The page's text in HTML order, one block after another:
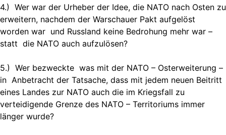
4.) Wer war der Urheber der Idee, die NATO nach Osten zu
erweitern, nachdem der Warschauer Pakt aufgelöst
worden war und Russland keine Bedrohung mehr war –
statt die NATO auch aufzulösen?
5.) Wer bezweckte was mit der NATO – Osterweiterung –
in Anbetracht der Tatsache, dass mit jedem neuen Beitritt
eines Landes zur NATO auch die im Kriegsfall zu
verteidigende Grenze des NATO – Territoriums immer
länger wurde?